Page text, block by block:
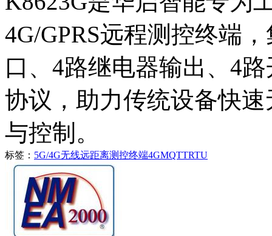
4G/GPRS远程测控终端
口、4路继电器输出、4
协议，助力传统设备快
与控制。
标签： 5G/4G无线远距离测控终端4GMQTTRTU